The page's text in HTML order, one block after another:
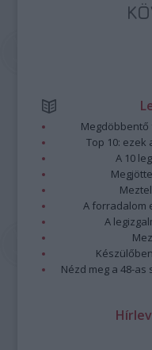
Top 10: ezek
A 10
A forradalom
A
Nézd meg a 48-